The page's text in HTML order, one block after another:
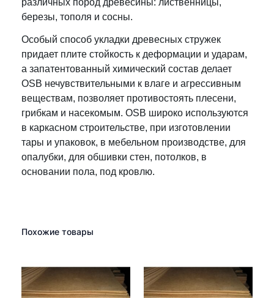
2
березы, тополя и сосны.
Особый способ укладки древесных стружек
придает плите стойкость к деформации и ударам,
а запатентованный химический состав делает
OSB нечувствительными к влаге и агрессивным
веществам, позволяет противостоять плесени,
грибкам и насекомым. OSB широко используются
в каркасном строительстве, при изготовлении
тары и упаковок, в мебельном производстве, для
опалубки, для обшивки стен, потолков, в
основании пола, под кровлю.
Похожие товары